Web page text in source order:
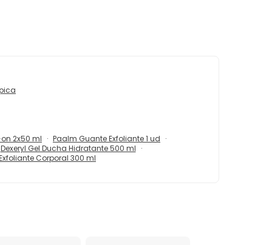
2x50 ml
Paalm Guante Exfoliante 1 ud
Dexeryl Gel Ducha Hidratante 500 ml
Corporal 300 ml